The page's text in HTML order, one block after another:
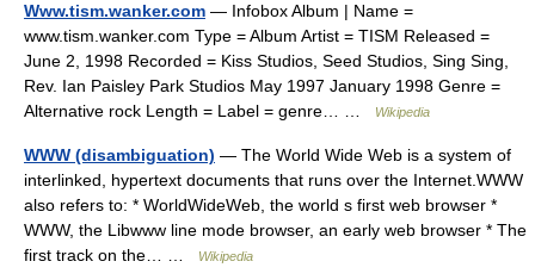
Www.tism.wanker.com — Infobox Album | Name =
www.tism.wanker.com Type = Album Artist = TISM Released =
June 2, 1998 Recorded = Kiss Studios, Seed Studios, Sing Sing,
Rev. Ian Paisley Park Studios May 1997 January 1998 Genre =
Alternative rock Length = Label = genre… …
Wikipedia
WWW (disambiguation) — The World Wide Web is a system of
interlinked, hypertext documents that runs over the Internet.WWW
also refers to: * WorldWideWeb, the world s first web browser *
WWW, the Libwww line mode browser, an early web browser * The
first track on the… …
Wikipedia